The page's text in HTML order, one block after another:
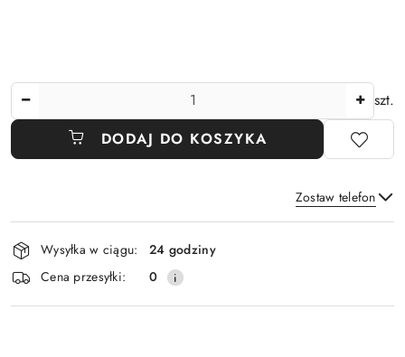
szt.
DODAJ DO KOSZYKA
Zostaw telefon
Wyślij
Dostępność
i
dostawa
Wysyłka w ciągu:
24 godziny
Cena przesyłki:
0